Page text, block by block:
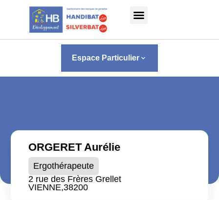
Panneau de gestion des cookies
Espace Particulier keyboard_arrow_down
ORGERET Aurélie
Ergothérapeute
2 rue des Frères Grellet
VIENNE,38200